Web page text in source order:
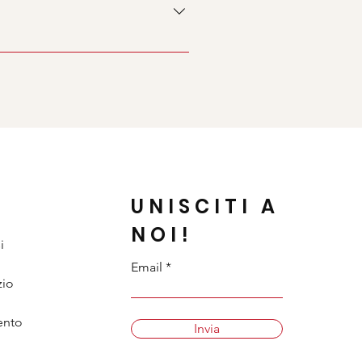
mobili.
UNISCITI A
NOI!
Email
Invia